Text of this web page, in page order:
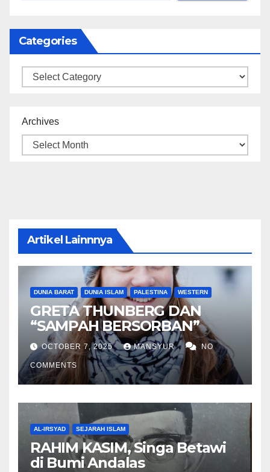
Categories
Categories
Archives
Artikel Lainnnya
DUNIA BARAT DUNIA ISLAM PALESTINA WESTERN
GRETA THUNBERG DAN
“SAMPAH BERSORBAN”
OCTOBER 7, 2025 MANSYUR NO
COMMENTS
AL-IRSYAD SEJARAH ISLAM
RAHIM KASIM, Singa Betawi
di Bumi Andalas